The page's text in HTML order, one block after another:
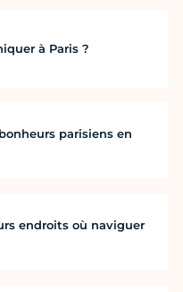
à Paris ?
parisiens en
endroits où naviguer